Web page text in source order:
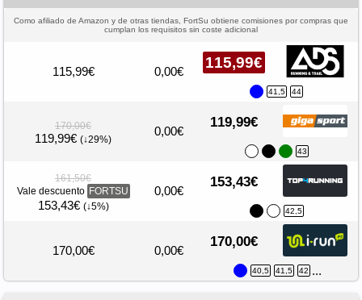
Como afiliado de Amazon y de otras tiendas, FortSu obtiene comisiones por compras que
cumplan los requisitos sin coste adicional
115,99€ 0,00€
115,99€
41,5 44
170,00€
119,99€ (↓29%)
0,00€
119,99€
43
161,50€
Vale descuento FORTSU
153,43€ (↓5%)
0,00€
153,43€
42,5
170,00€ 0,00€
170,00€
40,5 41,5 42 ...